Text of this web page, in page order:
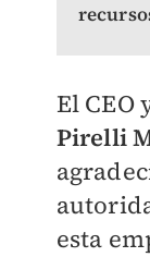
El CEO
Pirelli
esta